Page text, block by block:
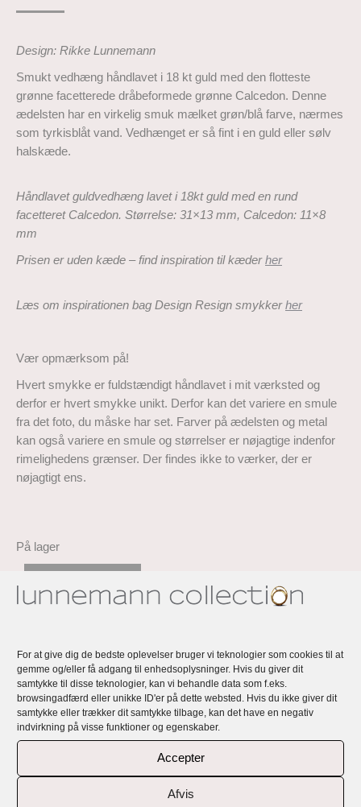
For at give dig de bedste oplevelser bruger vi teknologier som cookies til at
gemme og/eller få adgang til enhedsoplysninger. Hvis du giver dit
samtykke til disse teknologier, kan vi behandle data som f.eks.
browsingadfærd eller unikke ID'er på dette websted. Hvis du ikke giver dit
samtykke eller trækker dit samtykke tilbage, kan det have en negativ
indvirkning på visse funktioner og egenskaber.
Accepter
Afvis
Design: Rikke Lunnemann
Smukt vedhæng håndlavet i 18 kt guld med den flotteste
grønne facetterede dråbeformede grønne Calcedon. Denne
ædelsten har en virkelig smuk mælket grøn/blå farve, nærmes
som tyrkisblåt vand. Vedhænget er så fint i en guld eller sølv
halskæde.
Håndlavet guldvedhæng lavet i 18kt guld med en rund
facetteret Calcedon. Størrelse: 31×13 mm, Calcedon: 11×8
mm
Prisen er uden kæde – find inspiration til kæderher
Læs om inspirationen bag Design Resign smykkerher
Vær opmærksom på!
Hvert smykke er fuldstændigt håndlavet i mit værksted og
derfor er hvert smykke unikt. Derfor kan det variere en smule
fra det foto, du måske har set. Farver på ædelsten og metal
kan også variere en smule og størrelser er nøjagtige indenfor
rimelighedens grænser. Der findes ikke to værker, der er
nøjagtigt ens.
På lager
Beskrivelse
Lunnemann Design Resign – en kollektion
af håndlavede, eksklusive, unikke og